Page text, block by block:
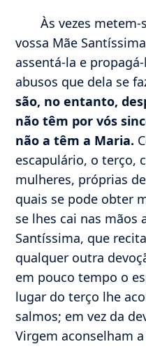
Às vezes
vossa Mãe
assentá-la e
abusos que dela se
são, no entanto,
não têm por vós
não a têm a Maria.
escapulário, o terço,
mulheres, próprias
quais se pode obter
se lhes cai nas mãos
Santíssima, que
qualquer outra
em pouco tempo o
lugar do terço lhe
salmos; em vez da
Virgem aconselham